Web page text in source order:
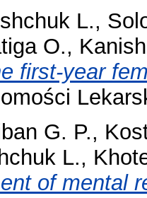
L.,
O.,
first-year
G. P.,
L.,
of mental